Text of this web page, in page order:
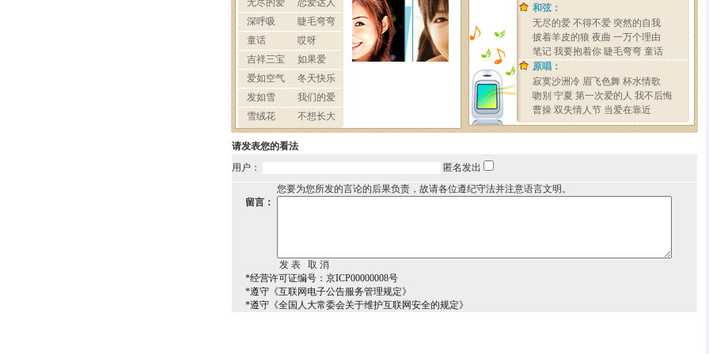
请发表您的看法
用户：
匿名发出
您要为您所发的言论的后果负责，故请各位遵纪守法并注意语言文明。
留言：
*经营许可证编号：京ICP00000008号
*遵守《互联网电子公告服务管理规定》
*遵守《全国人大常委会关于维护互联网安全的规定》